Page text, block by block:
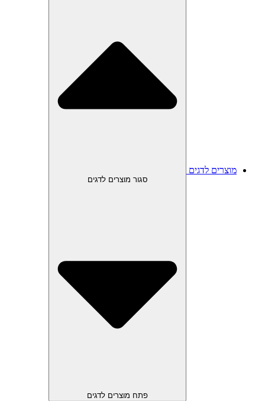
מוצרים לדגים
סגור מוצרים לדגים
פתח מוצרים לדגים